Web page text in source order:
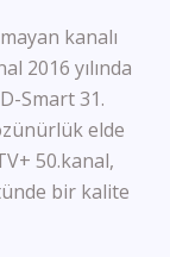
kanalı
2016 yılında
Smart 31.
elde
50.kanal,
bir kalite